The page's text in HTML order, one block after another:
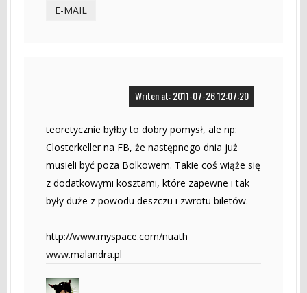
E-MAIL
Writen at: 2011-07-26 12:07:20
teoretycznie byłby to dobry pomysł, ale np:
Closterkeller na FB, że następnego dnia już
musieli być poza Bolkowem. Takie coś wiąże się
z dodatkowymi kosztami, które zapewne i tak
były duże z powodu deszczu i zwrotu biletów.
------------------------------------------------
http://www.myspace.com/nuath
www.malandra.pl